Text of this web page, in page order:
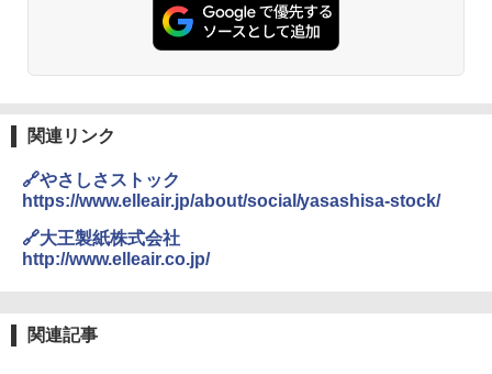
関連リンク
🔗やさしさストック
https://www.elleair.jp/about/social/yasashisa-stock/
🔗大王製紙株式会社
http://www.elleair.co.jp/
関連記事